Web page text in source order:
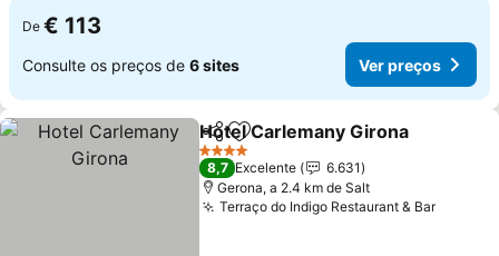
De € 113
Consulte os preços de 6 sites Ver preços
PartilharAdicionar aos favoritos
Hotel Carlemany Girona
4 Estrelas
8,7 Excelente
6.631
Gerona, a 2.4 km de Salt
Terraço do Indigo Restaurant & BarVer